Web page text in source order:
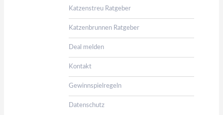
Katzenstreu Ratgeber
Katzenbrunnen Ratgeber
Deal melden
Kontakt
Gewinnspielregeln
Datenschutz